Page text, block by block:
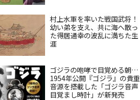
村上水軍を率いた戦国武将！
幼い弟を支え、共に海へ散っ
た得居通幸の波乱に満ちた生
涯
ゴジラの咆哮で目覚める朝…
1954年公開『ゴジラ』の貴重
音源を搭載した「ゴジラ音声
目覚まし時計」が新発売